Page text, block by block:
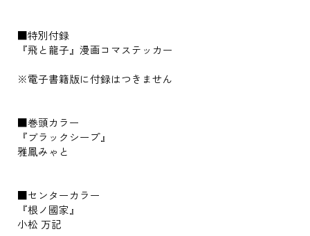
■特別付録
『飛と龍子』漫画コマステッカー
※電子書籍版に付録はつきません
■巻頭カラー
『ブラックシープ』
雅鳳みゃと
■センターカラー
『根ノ國家』
小松 万記